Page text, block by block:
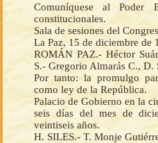
Comuníquese al Poder
constitucionales.
Sala de sesiones del
La Paz, 15 de diciembre de
ROMÁN PAZ.- Héctor
S.- Gregorio Almarás C., D.
Por tanto: la promulgo
como ley de la República.
Palacio de Gobierno en la
seis días del mes de
veintiseis años.
H. SILES.- T. Monje